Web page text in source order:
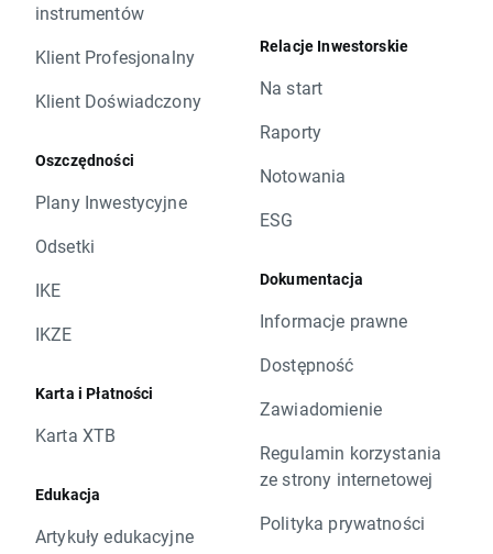
instrumentów
Klient Profesjonalny
Klient Doświadczony
Oszczędności
Plany Inwestycyjne
Odsetki
IKE
IKZE
Karta i Płatności
Karta XTB
Edukacja
Artykuły edukacyjne
Relacje Inwestorskie
Na start
Raporty
Notowania
ESG
Dokumentacja
Informacje prawne
Dostępność
Zawiadomienie
Regulamin korzystania
ze strony internetowej
Polityka prywatności